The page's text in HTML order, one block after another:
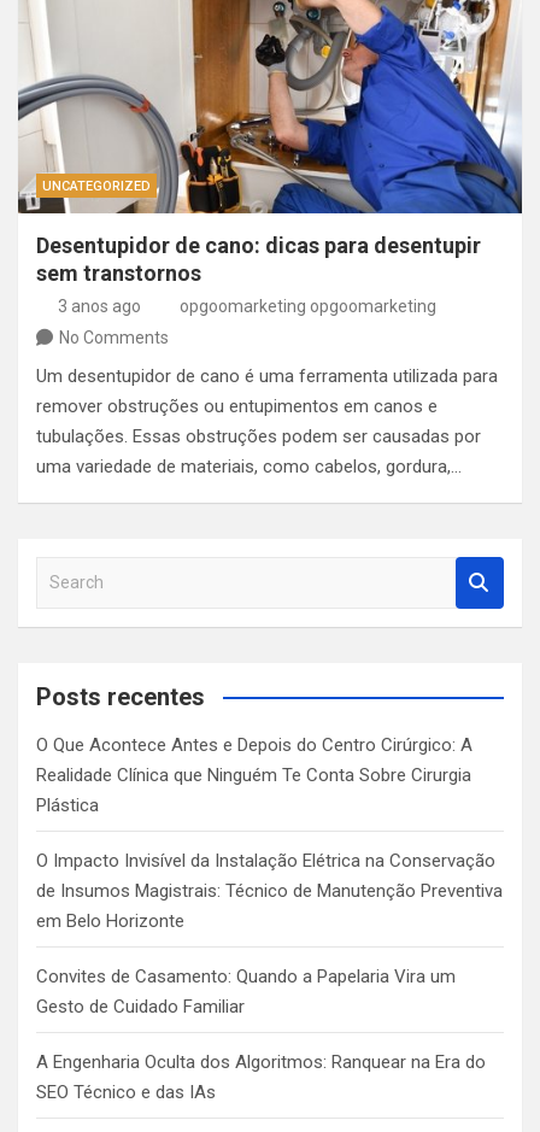
UNCATEGORIZED
Desentupidor de cano: dicas para desentupir
sem transtornos
3 anos ago
opgoomarketing opgoomarketing
No Comments
Um desentupidor de cano é uma ferramenta utilizada para
remover obstruções ou entupimentos em canos e
tubulações. Essas obstruções podem ser causadas por
uma variedade de materiais, como cabelos, gordura,…
a
c
Posts recentes
O Que Acontece Antes e Depois do Centro Cirúrgico: A
Realidade Clínica que Ninguém Te Conta Sobre Cirurgia
Plástica
O Impacto Invisível da Instalação Elétrica na Conservação
de Insumos Magistrais: Técnico de Manutenção Preventiva
em Belo Horizonte
Convites de Casamento: Quando a Papelaria Vira um
Gesto de Cuidado Familiar
A Engenharia Oculta dos Algoritmos: Ranquear na Era do
SEO Técnico e das IAs